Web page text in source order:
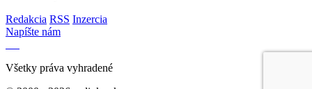
Redakcia RSS Inzercia
Napíšte nám
Všetky práva vyhradené